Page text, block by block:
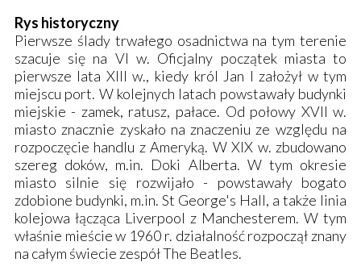
Rys historyczny
Pierwsze ślady trwałego osadnictwa na tym terenie
szacuje się na VI w. Oficjalny początek miasta to
pierwsze lata XIII w., kiedy król Jan I założył w tym
miejscu port. W kolejnych latach powstawały budynki
miejskie - zamek, ratusz, pałace. Od połowy XVII w.
miasto znacznie zyskało na znaczeniu ze względu na
rozpoczęcie handlu z Ameryką. W XIX w. zbudowano
szereg doków, m.in. Doki Alberta. W tym okresie
miasto silnie się rozwijało - powstawały bogato
zdobione budynki, m.in. St George's Hall, a także linia
kolejowa łącząca Liverpool z Manchesterem. W tym
właśnie mieście w 1960 r. działalność rozpoczął znany
na całym świecie zespół The Beatles.